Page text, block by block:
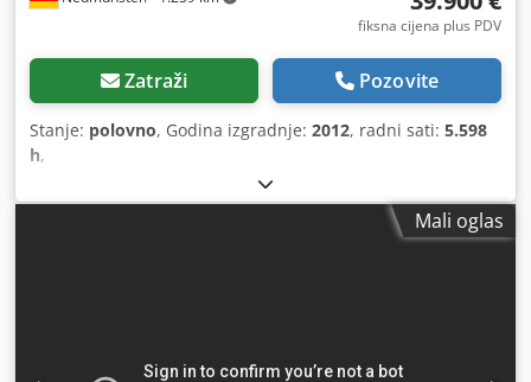
fiksna cijena plus PDV
Zatraži Pozovite
Stanje: polovno, Godina izgradnje: 2012, radni sati: 5.598
h,
Mali oglas